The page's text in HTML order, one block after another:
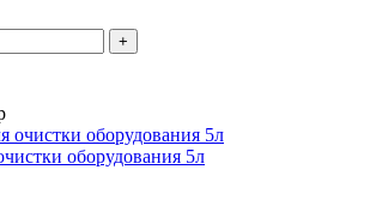
+
оборудования 5л